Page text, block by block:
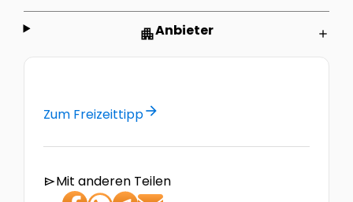
apartmentAnbieter add
Zum Freizeittipparrow_forward
sendMit anderen Teilen